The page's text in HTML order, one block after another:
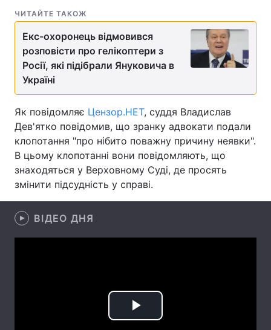
Спорт
Техно і зв'язок Лайт
Зброя
Здоров'я Туризм
Цікавинки Погода
Екологія Регіони
Лонгріди
Відео з Youtube
ЧИТАЙТЕ ТАКОЖ
Екс-охоронець відмовився
розповісти про гелікоптери з
Росії, які підібрали Януковича в
Україні
Як повідомляє Цензор.НЕТ, суддя Владислав
Дев'ятко повідомив, що зранку адвокати подали
клопотання "про нібито поважну причину неявки".
В цьому клопотанні вони повідомляють, що
знаходяться у Верховному Суді, де просять
змінити підсудність у справі.
ВІДЕО ДНЯ
Play